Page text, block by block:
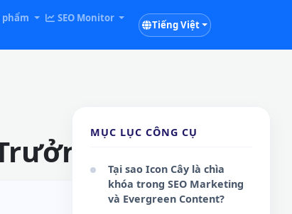
phẩm SEO Monitor
Tiếng Việt
Online
MỤC LỤC CÔNG CỤ
Tại sao Icon Cây là chìa
khóa trong SEO Marketing
và Evergreen Content?